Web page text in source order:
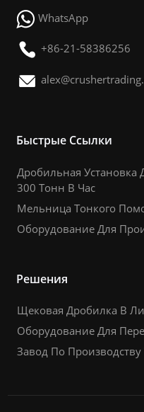
WhatsApp
+86-21-58386256
Быстрые Ссылки
Дробильная
300 Тонн В Час
Мельница Тонкого
Оборудование Для
Решения
Щековая Дробилка В
Оборудование Для
Завод По Производству